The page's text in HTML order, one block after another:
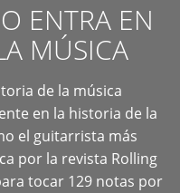
ENTRA EN
MÚSICA
de la música
en la historia de la
el guitarrista más
por la revista Rolling
tocar 129 notas por